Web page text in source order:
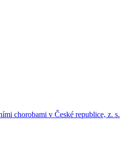
chorobami v České republice, z. s.